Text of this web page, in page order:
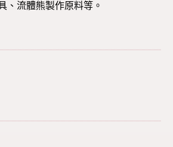
、流體熊製作原料等。